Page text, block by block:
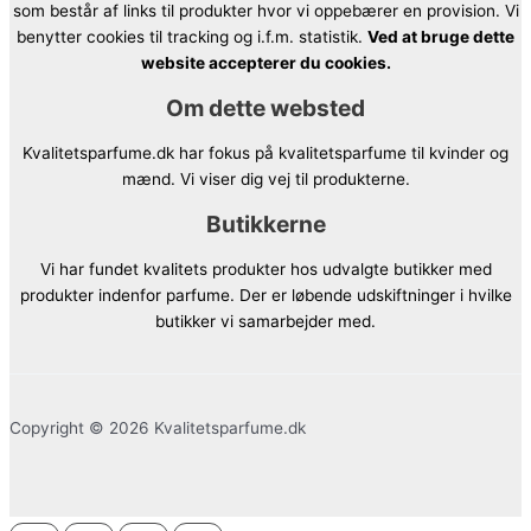
som består af links til produkter hvor vi oppebærer en provision. Vi
benytter cookies til tracking og i.f.m. statistik. Ved at bruge dette
website accepterer du cookies.
Om dette websted
Kvalitetsparfume.dk har fokus på kvalitetsparfume til kvinder og
mænd. Vi viser dig vej til produkterne.
Butikkerne
Vi har fundet kvalitets produkter hos udvalgte butikker med
produkter indenfor parfume. Der er løbende udskiftninger i hvilke
butikker vi samarbejder med.
Copyright © 2026 Kvalitetsparfume.dk